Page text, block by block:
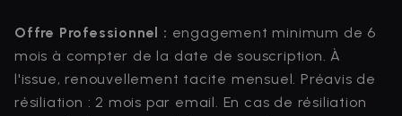
Offre Professionnel : engagement minimum de 6
mois à compter de la date de souscription. À
l'issue, renouvellement tacite mensuel. Préavis de
résiliation : 2 mois par email. En cas de résiliation